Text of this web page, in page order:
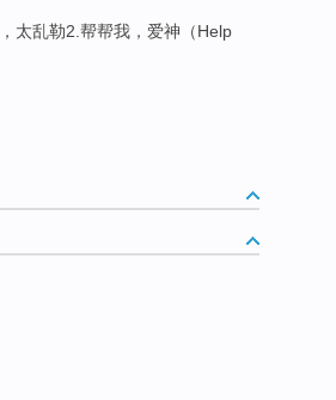
太乱勒2.帮帮我，爱神（Help